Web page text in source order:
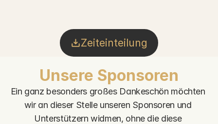
Zeiteinteilung
Unsere Sponsoren
Ein ganz besonders großes Dankeschön möchten
wir an dieser Stelle unseren Sponsoren und
Unterstützern widmen, ohne die diese